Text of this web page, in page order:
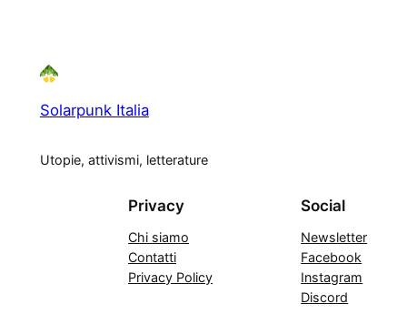
Solarpunk Italia
Utopie, attivismi, letterature
Privacy
Chi siamo
Contatti
Privacy Policy
Social
Newsletter
Facebook
Instagram
Discord